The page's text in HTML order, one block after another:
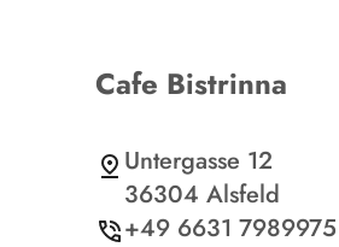
Cafe Bistrinna
Untergasse 12
36304 Alsfeld
+49 6631 7989975